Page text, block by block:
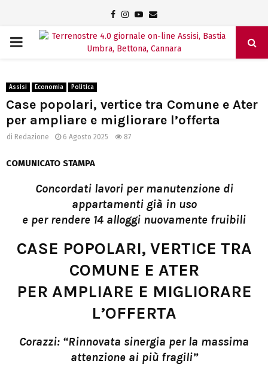
Facebook
Instagram
Youtube
Email
PRIMARY
Assisi Economia Politica
Case popolari, vertice tra Comune e Ater
per ampliare e migliorare l’offerta
di Redazione 6 Agosto 2025 87
COMUNICATO STAMPA
Concordati lavori per manutenzione di
appartamenti già in uso
e per rendere 14 alloggi nuovamente fruibili
CASE POPOLARI, VERTICE TRA
COMUNE E ATER
PER AMPLIARE E MIGLIORARE
L’OFFERTA
Corazzi: “Rinnovata sinergia per la massima
attenzione ai più fragili”